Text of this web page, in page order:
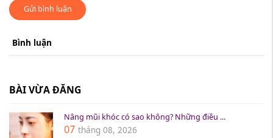
Gửi bình luận
Bình luận
BÀI VỪA ĐĂNG
Nâng mũi khóc có sao không? Những điều ...
07 tháng 08, 2026